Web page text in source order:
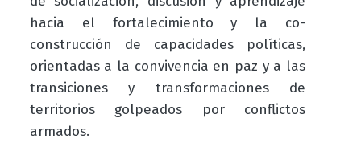
hacia el fortalecimiento y la co-
construcción de capacidades políticas,
orientadas a la convivencia en paz y a las
transiciones y transformaciones de
territorios golpeados por conflictos
armados.